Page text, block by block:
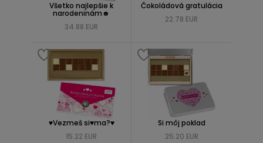
Všetko najlepšie k
narodeninám☻
34.88 EUR
Čokoládová gratulácia
22.78 EUR
♥Vezmeš si♥ma?♥
15.22 EUR
Si môj poklad
25.20 EUR